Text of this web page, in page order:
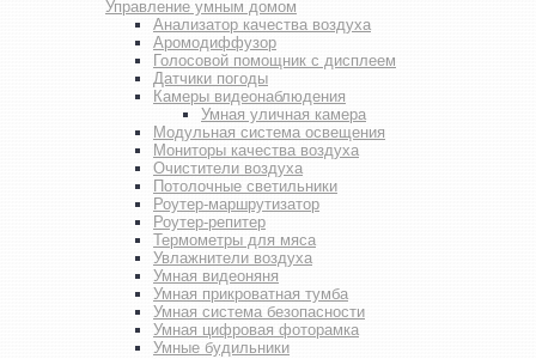
Управление умным домом
Анализатор качества воздуха
Аромодиффузор
Голосовой помощник с дисплеем
Датчики погоды
Камеры видеонаблюдения
Умная уличная камера
Модульная система освещения
Мониторы качества воздуха
Очистители воздуха
Потолочные светильники
Роутер-маршрутизатор
Роутер-репитер
Термометры для мяса
Увлажнители воздуха
Умная видеоняня
Умная прикроватная тумба
Умная система безопасности
Умная цифровая фоторамка
Умные будильники